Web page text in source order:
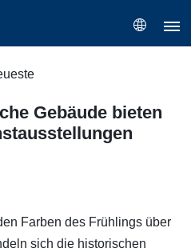
Gebäude bieten
Farben des Frühlings über
sich die historischen